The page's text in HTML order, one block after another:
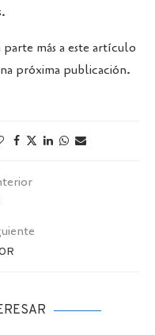
más a este artículo
próxima publicación.